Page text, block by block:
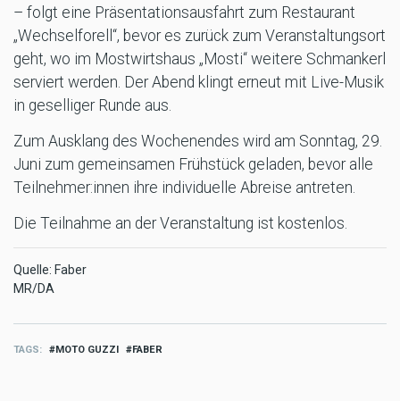
– folgt eine Präsentationsausfahrt zum Restaurant
„Wechselforell“, bevor es zurück zum Veranstaltungsort
geht, wo im Mostwirtshaus „Mosti“ weitere Schmankerl
serviert werden. Der Abend klingt erneut mit Live-Musik
in geselliger Runde aus.
Zum Ausklang des Wochenendes wird am Sonntag, 29.
Juni zum gemeinsamen Frühstück geladen, bevor alle
Teilnehmer:innen ihre individuelle Abreise antreten.
Die Teilnahme an der Veranstaltung ist kostenlos.
Quelle: Faber
MR/DA
TAGS MOTO GUZZI FABER